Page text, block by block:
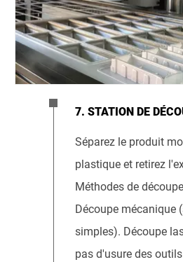
7. STATION DE
Séparez le produit
plastique et retirez
Méthodes de
Découpe mécanique
simples). Découpe
pas d'usure des